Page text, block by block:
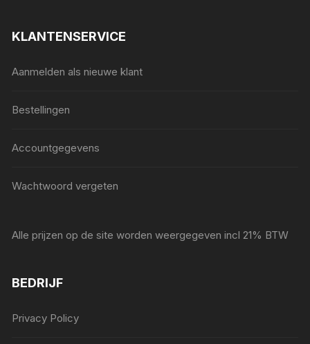
KLANTENSERVICE
Aanmelden als nieuwe klant
Bestellingen
Accountgegevens
Wachtwoord vergeten
Alle prijzen op de site worden weergegeven incl 21% BTW
BEDRIJF
Privacy Policy